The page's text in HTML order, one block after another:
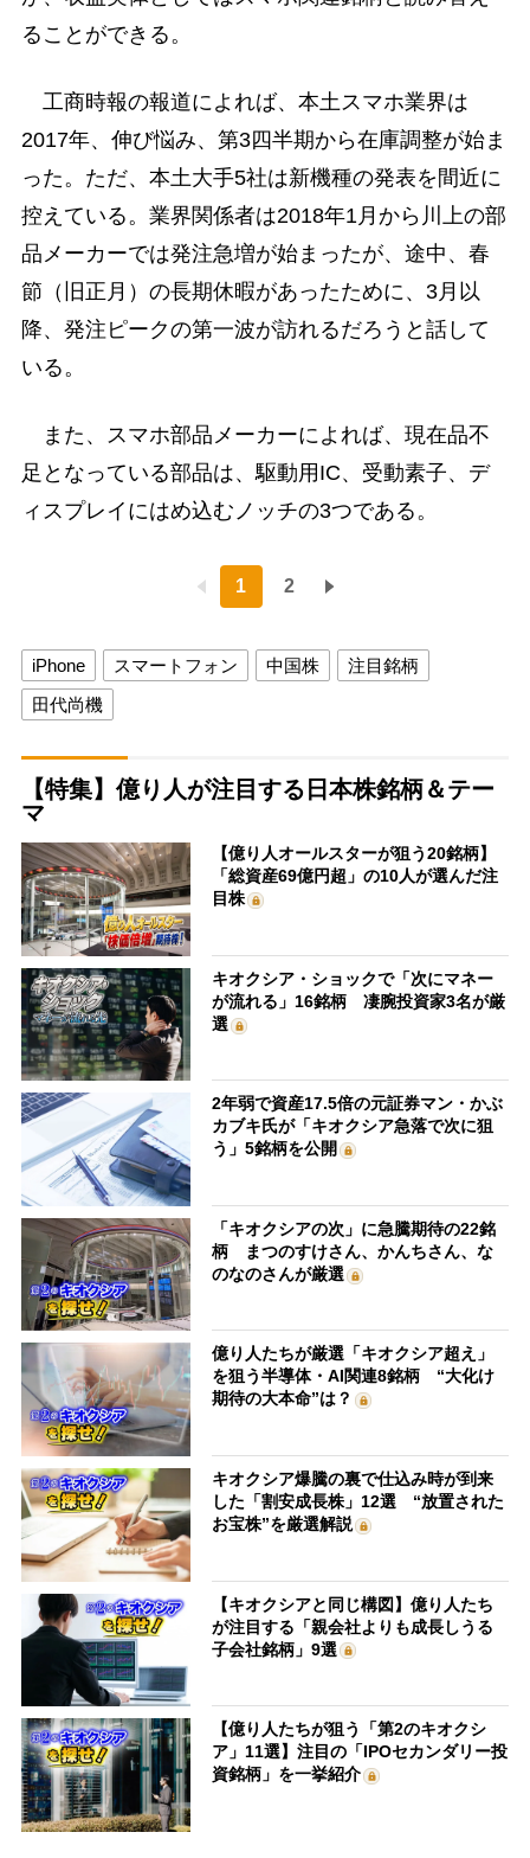
ることができる。
工商時報の報道によれば、本土スマホ業界は
2017年、伸び悩み、第3四半期から在庫調整が始ま
った。ただ、本土大手5社は新機種の発表を間近に
控えている。業界関係者は2018年1月から川上の部
品メーカーでは発注急増が始まったが、途中、春
節（旧正月）の長期休暇があったために、3月以
降、発注ピークの第一波が訪れるだろうと話して
いる。
また、スマホ部品メーカーによれば、現在品不
足となっている部品は、駆動用IC、受動素子、デ
ィスプレイにはめ込むノッチの3つである。
1 2
iPhone スマートフォン 中国株
注目銘柄
田代尚機
【特集】億り人が注目する日本株銘柄＆テー
マ
【億り人オールスターが狙う20銘柄】
「総資産69億円超」の10人が選んだ注
目株
キオクシア・ショックで「次にマネー
が流れる」16銘柄 凄腕投資家3名が厳
選
2年弱で資産17.5倍の元証券マン・かぶ
カブキ氏が「キオクシア急落で次に狙
う」5銘柄を公開
「キオクシアの次」に急騰期待の22銘
柄 まつのすけさん、かんちさん、な
のなのさんが厳選
億り人たちが厳選「キオクシア超え」
を狙う半導体・AI関連8銘柄 “大化け
期待の大本命”は？
キオクシア爆騰の裏で仕込み時が到来
した「割安成長株」12選 “放置された
お宝株”を厳選解説
【キオクシアと同じ構図】億り人たち
が注目する「親会社よりも成長しうる
子会社銘柄」9選
【億り人たちが狙う「第2のキオクシ
ア」11選】注目の「IPOセカンダリー投
資銘柄」を一挙紹介